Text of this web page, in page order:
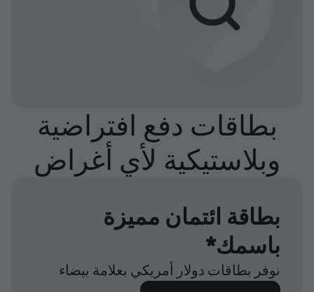
بطاقات دفع افتراضية
وبلاستيكية لأي أغراض
بطاقة ائتمان مميزة
باسمك*
نوفر بطاقات دولار أمريكي بعلامة بيضاء